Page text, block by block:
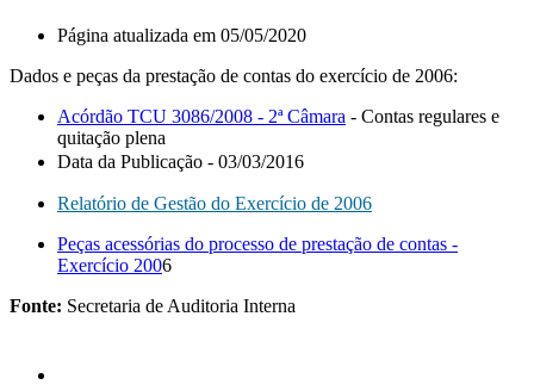
Página atualizada em 05/05/2020
Dados e peças da prestação de contas do exercício de 2006:
Acórdão TCU 3086/2008 - 2ª Câmara - Contas regulares e
quitação plena
Data da Publicação - 03/03/2016
Relatório de Gestão do Exercício de 2006
Peças acessórias do processo de prestação de contas -
Exercício 2006
Fonte: Secretaria de Auditoria Interna